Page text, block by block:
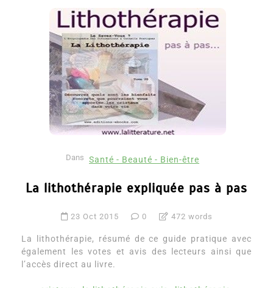
Dans Santé - Beauté - Bien-être
La lithothérapie expliquée pas à pas
23 Oct 2015 0 472 words
La lithothérapie, résumé de ce guide pratique avec
également les votes et avis des lecteurs ainsi que
l’accès direct au livre.